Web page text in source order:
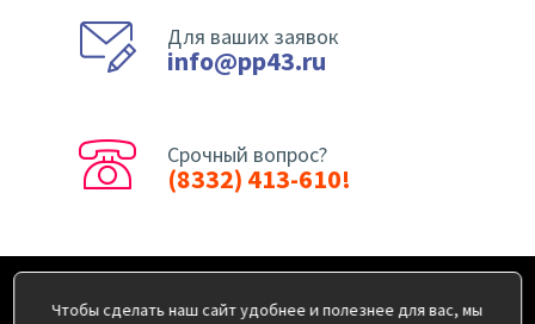
Для ваших заявок
info@pp43.ru
Срочный вопрос?
(8332) 413-610!
Информация
Чтобы сделать наш сайт удобнее и полезнее для вас, мы